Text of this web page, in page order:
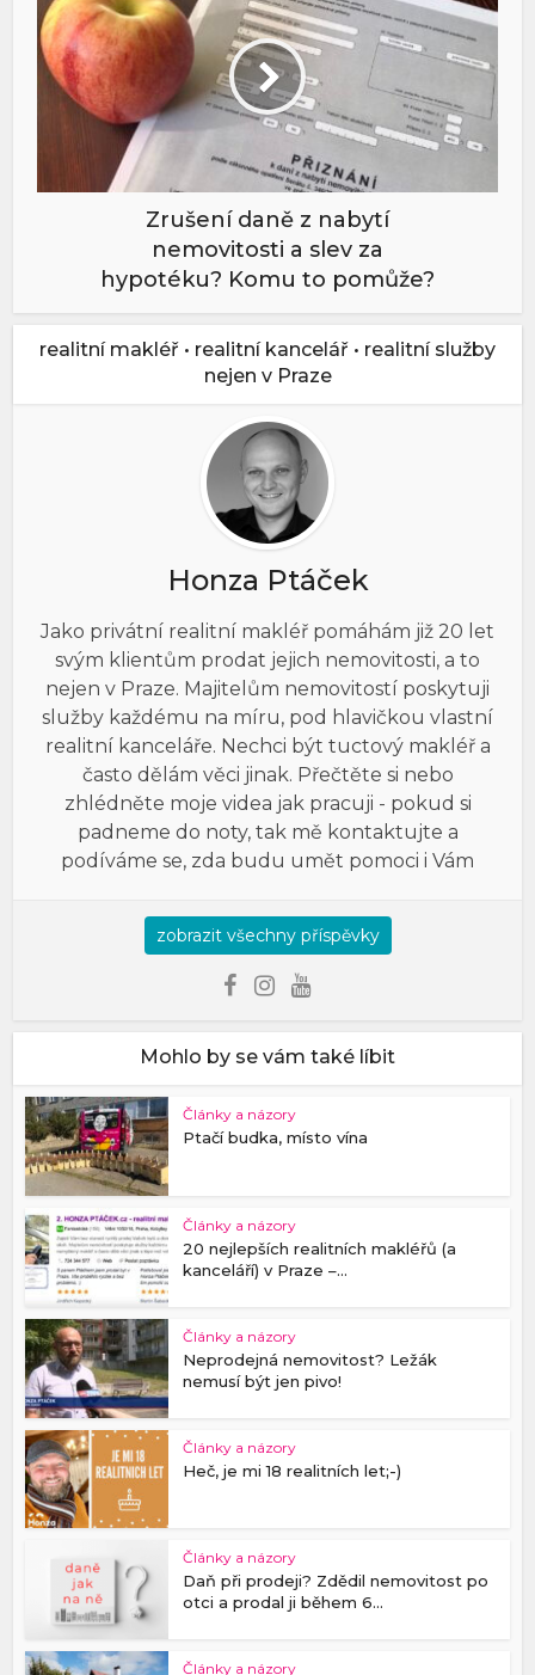
Zrušení daně z nabytí
nemovitosti a slev za
hypotéku? Komu to pomůže?
realitní makléř • realitní kancelář • realitní služby
nejen v Praze
Honza Ptáček
Jako privátní realitní makléř pomáhám již 20 let
svým klientům prodat jejich nemovitosti, a to
nejen v Praze. Majitelům nemovitostí poskytuji
služby každému na míru, pod hlavičkou vlastní
realitní kanceláře. Nechci být tuctový makléř a
často dělám věci jinak. Přečtěte si nebo
zhlédněte moje videa jak pracuji - pokud si
padneme do noty, tak mě kontaktujte a
podíváme se, zda budu umět pomoci i Vám
zobrazit všechny příspěvky
Mohlo by se vám také líbit
Články a názory
Ptačí budka, místo vína
Články a názory
20 nejlepších realitních makléřů (a
kanceláří) v Praze –...
Články a názory
Neprodejná nemovitost? Ležák
nemusí být jen pivo!
Články a názory
Heč, je mi 18 realitních let;-)
Články a názory
Daň při prodeji? Zdědil nemovitost po
otci a prodal ji během 6...
Články a názory